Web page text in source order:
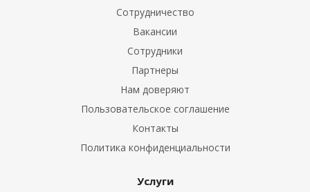
Сотрудничество
Вакансии
Сотрудники
Партнеры
Нам доверяют
Пользовательское соглашение
Контакты
Политика конфиденциальности
Услуги